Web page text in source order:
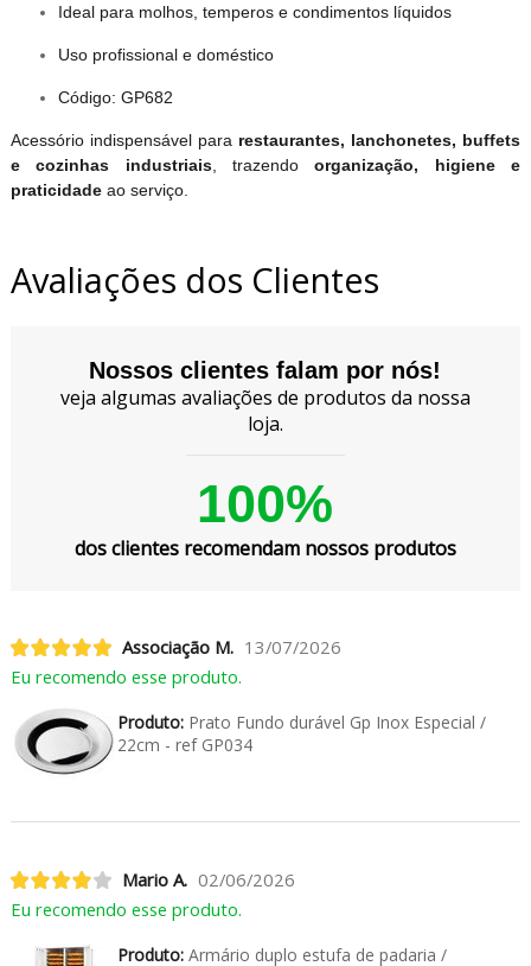
Ideal para molhos, temperos e condimentos líquidos
Uso profissional e doméstico
Código: GP682
Acessório indispensável para restaurantes, lanchonetes, buffets
e cozinhas industriais, trazendoorganização, higiene e
praticidadeao serviço.
Avaliações dos Clientes
Nossos clientes falam por nós!
veja algumas avaliações de produtos da nossa
loja.
100%
dos clientes recomendam nossos produtos
Associação M. 13/07/2026
Eu recomendo esse produto.
Produto:Prato Fundo durável Gp Inox Especial /
22cm - ref GP034
Mario A. 02/06/2026
Eu recomendo esse produto.
Produto:Armário duplo estufa de padaria /